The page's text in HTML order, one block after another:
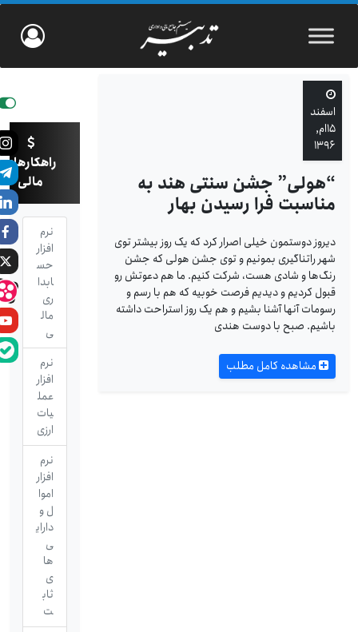
اسفند
۱۵ام,
۱۳۹۶
“هولی” جشن سنتی هند به
مناسبت فرا رسیدن بهار
دیروز دوستمون خیلی اصرار کرد که یک روز بیشتر توی
شهر راتناگیری بمونیم و توی جشن هولی که جشن
رنگ‌ها و شادی هست، شرکت کنیم. ما هم دعوتش رو
قبول کردیم و دیدیم فرصت خوبیه که هم با رسم و
رسومات آنها آشنا بشیم و هم یک روز استراحت داشته
باشیم. صبح با دوست هندی
مشاهده کامل مطلب
راهکارهای
مالی
نرم
افزار
حس
ابدا
ری
مال
ی
نرم
افزار
عمل
یات
ارزی
نرم
افزار
اموا
ل و
دارای
ی
ها
ی
ثاب
ت